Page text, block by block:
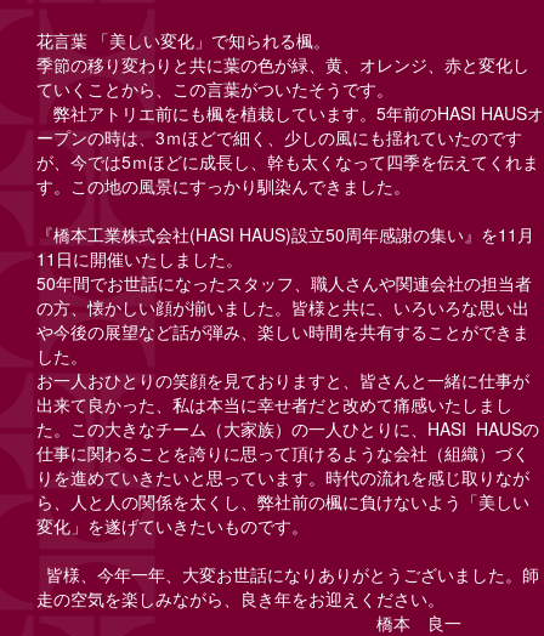
花言葉 「美しい変化」で知られる楓。
季節の移り変わりと共に葉の色が緑、黄、オレンジ、赤と変化し
ていくことから、この言葉がついたそうです。
弊社アトリエ前にも楓を植栽しています。5年前のHASI HAUSオ
ープンの時は、3ｍほどで細く、少しの風にも揺れていたのです
が、今では5ｍほどに成長し、幹も太くなって四季を伝えてくれま
す。この地の風景にすっかり馴染んできました。
『橋本工業株式会社(HASI HAUS)設立50周年感謝の集い』を11月
11日に開催いたしました。
50年間でお世話になったスタッフ、職人さんや関連会社の担当者
の方、懐かしい顔が揃いました。皆様と共に、いろいろな思い出
や今後の展望など話が弾み、楽しい時間を共有することができま
した。
お一人おひとりの笑顔を見ておりますと、皆さんと一緒に仕事が
出来て良かった、私は本当に幸せ者だと改めて痛感いたしまし
た。この大きなチーム（大家族）の一人ひとりに、HASI HAUSの
仕事に関わることを誇りに思って頂けるような会社（組織）づく
りを進めていきたいと思っています。時代の流れを感じ取りなが
ら、人と人の関係を太くし、弊社前の楓に負けないよう「美しい
変化」を遂げていきたいものです。
皆様、今年一年、大変お世話になりありがとうございました。師
走の空気を楽しみながら、良き年をお迎えください。
橋本 良一